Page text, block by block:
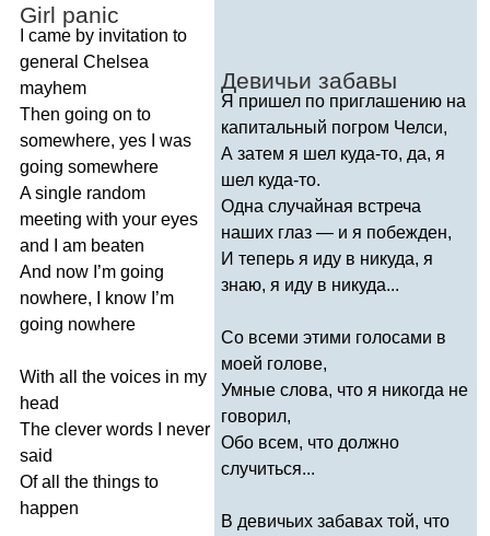
Girl panic
came by invitation to
general Chelsea
mayhem
Then going on to
somewhere, yes
was
going somewhere
A single random
meeting with your eyes
and
am beaten
And now ’m going
nowhere, know ’m
going nowhere
With all the voices in my
head
The clever words
never
said
Of all the things to
happen
Девичьи забавы
Я пришел по приглашению на
капитальный погром Челси,
А затем я шел куда-то, да, я
шел куда-то.
Одна случайная встреча
наших глаз — и я побежден,
И теперь я иду в никуда, я
знаю, я иду в никуда...
Со всеми этими голосами в
моей голове,
Умные слова, что я никогда не
говорил,
Обо всем, что должно
случиться...
В девичьих забавах той, что